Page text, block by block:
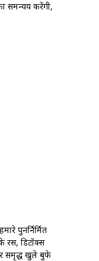
समन्वय करेंगी,
पुनर्निर्मित
रस, डिटॉक्स
समृद्ध खुले बुफे